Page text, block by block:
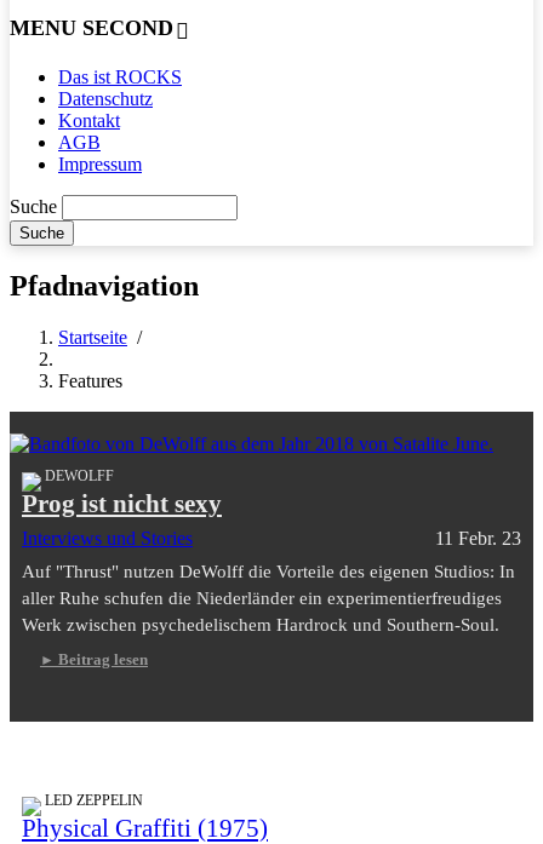
MENU SECOND
Das ist ROCKS
Datenschutz
Kontakt
AGB
Impressum
Suche
Pfadnavigation
Startseite /
Features
DEWOLFF
Prog ist nicht sexy
Interviews und Stories 11 Febr. 23
Auf "Thrust" nutzen DeWolff die Vorteile des eigenen Studios: In
aller Ruhe schufen die Niederländer ein experimentierfreudiges
Werk zwischen psychedelischem Hardrock und Southern-Soul.
Beitrag lesen
LED ZEPPELIN
Physical Graffiti (1975)